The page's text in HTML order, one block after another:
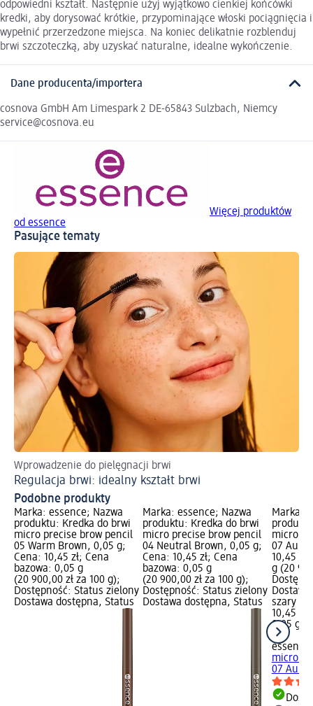
odpowiedni kształt. Następnie użyj wyjątkowo cienkiej końcówki
kredki, aby dorysować krótkie, przypominające włoski pociągnięcia i
wypełnić przerzedzone miejsca. Na koniec delikatnie rozblenduj
brwi szczoteczką, aby uzyskać naturalne, idealne wykończenie.
Dane producenta/importera
cosnova GmbH Am Limespark 2 DE-65843 Sulzbach, Niemcy
service@cosnova.eu
Więcej produktów
od essence
Pasujące tematy
Wprowadzenie do pielęgnacji brwi
Regulacja brwi: idealny kształt brwi
Podobne produkty
Marka: essence; Nazwa
produktu: Kredka do brwi
micro precise brow pencil
05 Warm Brown, 0,05 g;
Cena: 10,45 zł; Cena
bazowa: 0,05 g
(20 900,00 zł za 100 g);
Dostępność: Status zielony
Dostawa dostępna, Status
Marka: essence; Nazwa
produktu: Kredka do brwi
micro precise brow pencil
04 Neutral Brown, 0,05 g;
Cena: 10,45 zł; Cena
bazowa: 0,05 g
(20 900,00 zł za 100 g);
Dostępność: Status zielony
Dostawa dostępna, Status
Marka:
micro
07
10,45
g (20
szary
10,45 zł
0,05 g
g)
essence
micro
07